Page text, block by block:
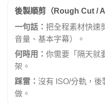
後製順剪（Rough Cut /
一句話： 把全程素材快速
音量、基本字幕）。
何時用： 你需要「隔天就
架。
踩雷： 沒有 ISO/分軌，
做。